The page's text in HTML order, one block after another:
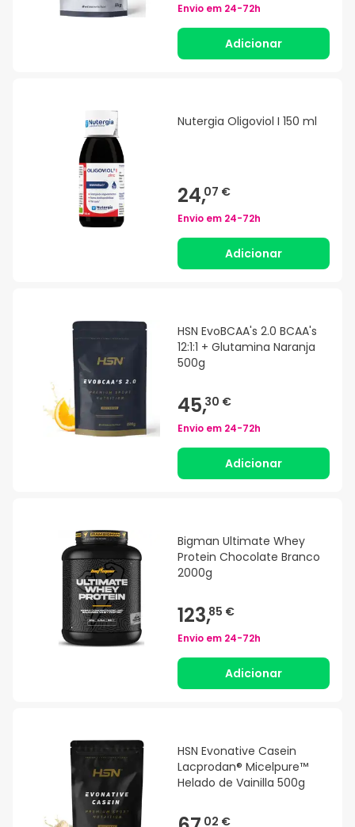
Envio em 24-72h
Adicionar
Nutergia Oligoviol I 150 ml
24,07 €
Envio em 24-72h
Adicionar
HSN EvoBCAA's 2.0 BCAA's
12:1:1 + Glutamina Naranja
500g
45,30 €
Envio em 24-72h
Adicionar
Bigman Ultimate Whey
Protein Chocolate Branco
2000g
123,85 €
Envio em 24-72h
Adicionar
HSN Evonative Casein
Lacprodan® Micelpure™
Helado de Vainilla 500g
02 €